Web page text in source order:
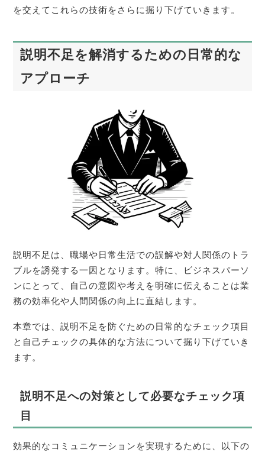
を交えてこれらの技術をさらに掘り下げていきます。
説明不足を解消するための日常的な
アプローチ
説明不足は、職場や日常生活での誤解や対人関係のトラ
ブルを誘発する一因となります。特に、ビジネスパーソ
ンにとって、自己の意図や考えを明確に伝えることは業
務の効率化や人間関係の向上に直結します。
本章では、説明不足を防ぐための日常的なチェック項目
と自己チェックの具体的な方法について掘り下げていき
ます。
説明不足への対策として必要なチェック項
目
効果的なコミュニケーションを実現するために、以下の